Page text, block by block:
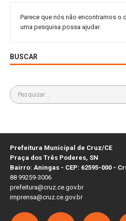
Parece que nós não encontramos o
uma pesquisa possa ajudar.
BUSCAR
Prefeitura Municipal de Cruz/CE
Praça dos Três Poderes, SN
Bairro: Aningas - CEP: 62595-000 -
88 99259-3006
prefeitura@cruz.ce.gov.br
imprensa@cruz.ce.gov.br